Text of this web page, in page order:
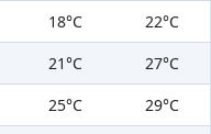
18°C
22°C
21°C
27°C
25°C
29°C